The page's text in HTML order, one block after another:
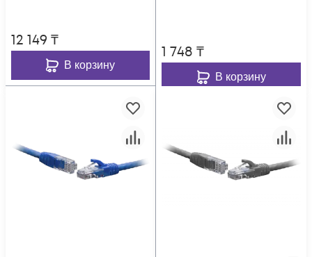
12 149 ₸
В корзину
1 748 ₸
В корзину